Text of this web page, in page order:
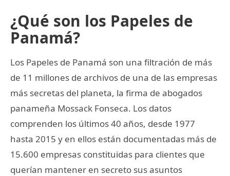
¿Qué son los Papeles de
Panamá?
Los Papeles de Panamá son una filtración de más
de 11 millones de archivos de una de las empresas
más secretas del planeta, la firma de abogados
panameña Mossack Fonseca. Los datos
comprenden los últimos 40 años, desde 1977
hasta 2015 y en ellos están documentadas más de
15.600 empresas constituidas para clientes que
querían mantener en secreto sus asuntos